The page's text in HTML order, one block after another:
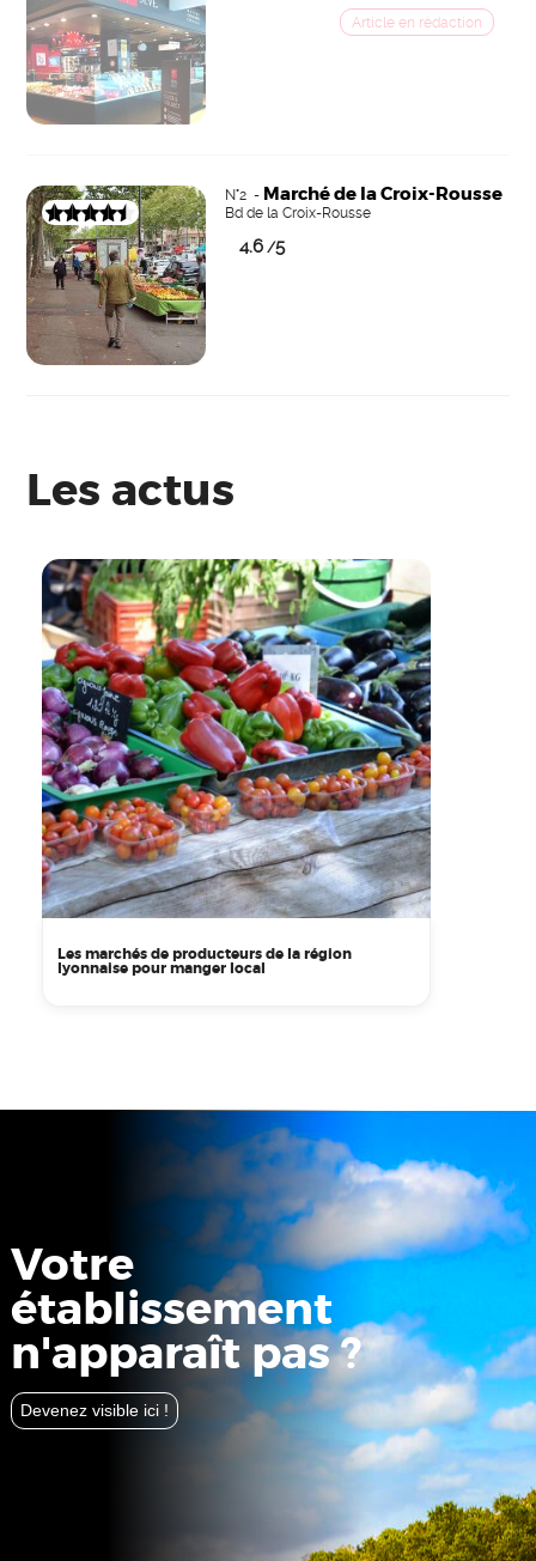
N°2 - Marché de la Croix-Rousse
Bd de la Croix-Rousse
4.6 /5
Les actus
Les marchés de producteurs de la région
lyonnaise pour manger local
Votre
établissement
n'apparaît pas ?
Devenez visible ici !